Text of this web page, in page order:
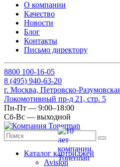
О компании
Качество
Новости
Блог
Контакты
Письмо директору
8800 100-16-05
8 (495) 940-63-20
г. Москва, Петровско-
Локомотивный пр-д 21, стр. 5
Пн-Пт — 9:00–18:00
Сб-Вс — выходной
Каталог картриджей
Avision